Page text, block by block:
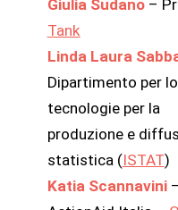
Giulia Sudano–
Tank
Linda Laura
Dipartimento per
tecnologie per la
produzione e
statistica (ISTAT)
Katia Scannavini